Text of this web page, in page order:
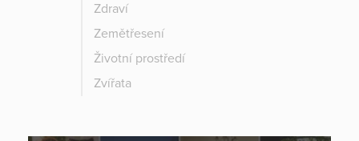
Zdraví
Zemětřesení
Životní prostředí
Zvířata